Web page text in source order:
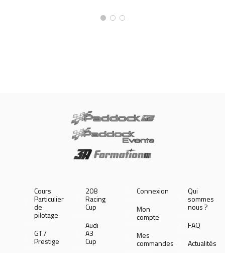
Cours
Particulier
de
pilotage
GT /
Prestige
208
Racing
Cup
Audi
A3
Cup
Connexion
Mon
compte
Mes
commandes
Qui
sommes
nous ?
FAQ
Actualités